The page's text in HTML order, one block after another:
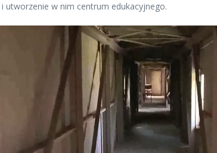
w nim centrum edukacyjnego.